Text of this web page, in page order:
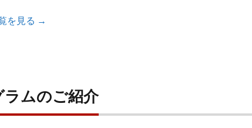
を見る →
ムのご紹介